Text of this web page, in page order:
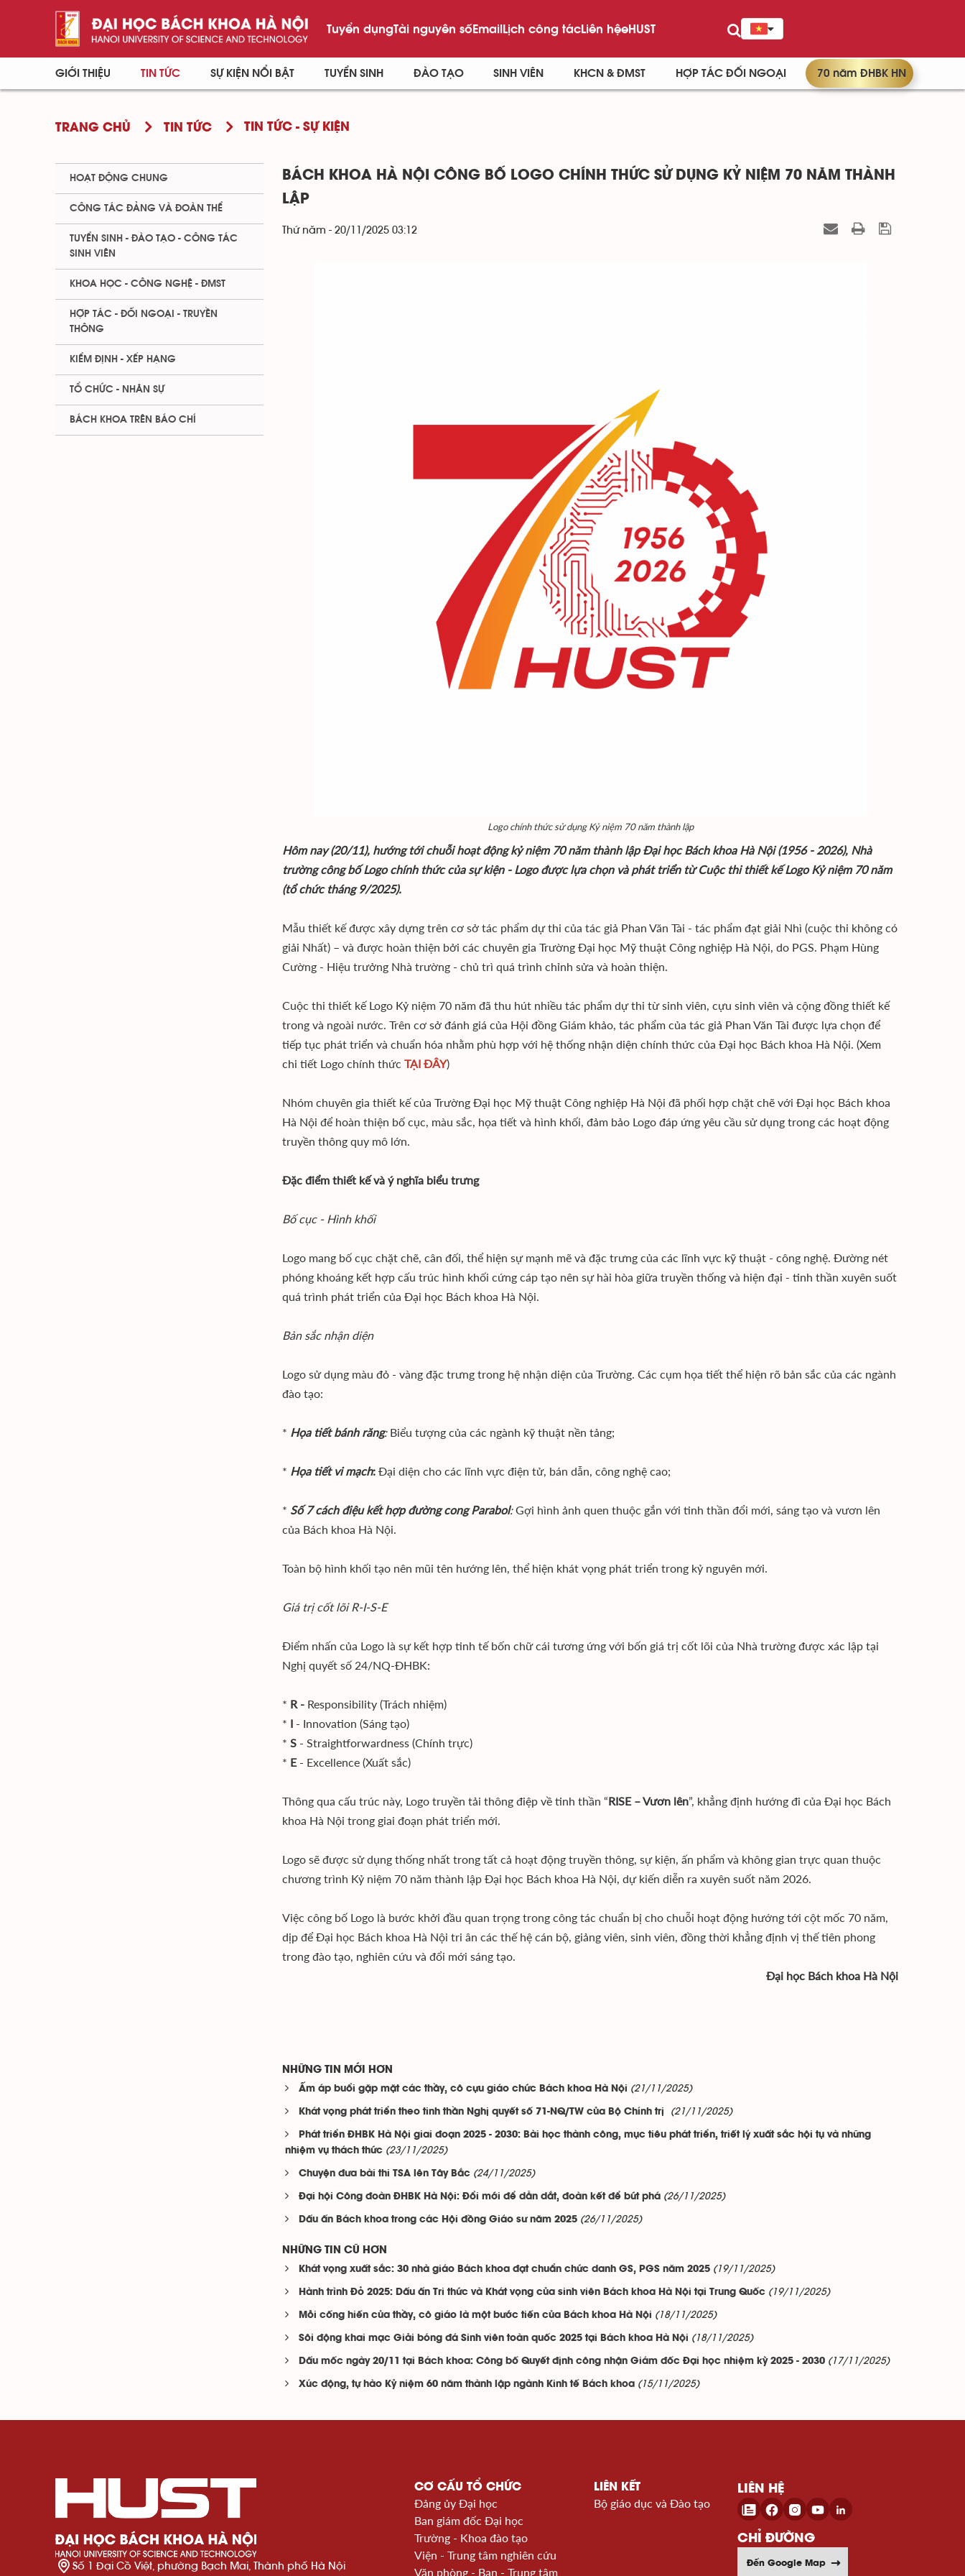
Tuyển dụngTài nguyên sốEmailLịch công tácLiên hệeHUST
GIỚI THIỆU TIN TỨC SỰ KIỆN NỔI BẬT TUYỂN SINH ĐÀO TẠO SINH VIÊN KHCN & ĐMST HỢP TÁC ĐỐI NGOẠI 70 năm ĐHBK HN
TRANG CHỦ TIN TỨC TIN TỨC - SỰ KIỆN
BÁCH KHOA HÀ NỘI CÔNG BỐ LOGO CHÍNH THỨC SỬ DỤNG KỶ NIỆM 70 NĂM THÀNH
LẬP
Thứ năm - 20/11/2025 03:12
Logo chính thức sử dụng Kỷ niệm 70 năm thành lập
Hôm nay (20/11), hướng tới chuỗi hoạt động kỷ niệm 70 năm thành lập Đại học Bách khoa Hà Nội (1956 - 2026), Nhà
trường công bố Logo chính thức của sự kiện - Logo được lựa chọn và phát triển từ Cuộc thi thiết kế Logo Kỷ niệm 70 năm
(tổ chức tháng 9/2025).
Mẫu thiết kế được xây dựng trên cơ sở tác phẩm dự thi của tác giả Phan Văn Tài - tác phẩm đạt giải Nhì (cuộc thi không có
giải Nhất) – và được hoàn thiện bởi các chuyên gia Trường Đại học Mỹ thuật Công nghiệp Hà Nội, do PGS. Phạm Hùng
Cường - Hiệu trưởng Nhà trường - chủ trì quá trình chỉnh sửa và hoàn thiện.
Cuộc thi thiết kế Logo Kỷ niệm 70 năm đã thu hút nhiều tác phẩm dự thi từ sinh viên, cựu sinh viên và cộng đồng thiết kế
trong và ngoài nước. Trên cơ sở đánh giá của Hội đồng Giám khảo, tác phẩm của tác giả Phan Văn Tài được lựa chọn để
tiếp tục phát triển và chuẩn hóa nhằm phù hợp với hệ thống nhận diện chính thức của Đại học Bách khoa Hà Nội. (Xem
chi tiết Logo chính thức TẠI ĐÂY)
Nhóm chuyên gia thiết kế của Trường Đại học Mỹ thuật Công nghiệp Hà Nội đã phối hợp chặt chẽ với Đại học Bách khoa
Hà Nội để hoàn thiện bố cục, màu sắc, họa tiết và hình khối, đảm bảo Logo đáp ứng yêu cầu sử dụng trong các hoạt động
truyền thông quy mô lớn.
Đặc điểm thiết kế và ý nghĩa biểu trưng
Bố cục - Hình khối
Logo mang bố cục chặt chẽ, cân đối, thể hiện sự mạnh mẽ và đặc trưng của các lĩnh vực kỹ thuật - công nghệ. Đường nét
phóng khoáng kết hợp cấu trúc hình khối cứng cáp tạo nên sự hài hòa giữa truyền thống và hiện đại - tinh thần xuyên suốt
quá trình phát triển của Đại học Bách khoa Hà Nội.
Bản sắc nhận diện
Logo sử dụng màu đỏ - vàng đặc trưng trong hệ nhận diện của Trường. Các cụm họa tiết thể hiện rõ bản sắc của các ngành
đào tạo:
* Họa tiết bánh răng:Biểu tượng của các ngành kỹ thuật nền tảng;
* Họa tiết vi mạch: Đại diện cho các lĩnh vực điện tử, bán dẫn, công nghệ cao;
* Số 7 cách điệu kết hợp đường cong Parabol:Gợi hình ảnh quen thuộc gắn với tinh thần đổi mới, sáng tạo và vươn lên
của Bách khoa Hà Nội.
Toàn bộ hình khối tạo nên mũi tên hướng lên, thể hiện khát vọng phát triển trong kỷ nguyên mới.
Giá trị cốt lõi R-I-S-E
Điểm nhấn của Logo là sự kết hợp tinh tế bốn chữ cái tương ứng với bốn giá trị cốt lõi của Nhà trường được xác lập tại
Nghị quyết số 24/NQ-ĐHBK:
* R - Responsibility (Trách nhiệm)
* I - Innovation (Sáng tạo)
* S - Straightforwardness (Chính trực)
* E- Excellence (Xuất sắc)
Thông qua cấu trúc này, Logo truyền tải thông điệp về tinh thần “RISE – Vươn lên”, khẳng định hướng đi của Đại học Bách
khoa Hà Nội trong giai đoạn phát triển mới.
Logo sẽ được sử dụng thống nhất trong tất cả hoạt động truyền thông, sự kiện, ấn phẩm và không gian trực quan thuộc
chương trình Kỷ niệm 70 năm thành lập Đại học Bách khoa Hà Nội, dự kiến diễn ra xuyên suốt năm 2026.
Việc công bố Logo là bước khởi đầu quan trọng trong công tác chuẩn bị cho chuỗi hoạt động hướng tới cột mốc 70 năm,
dịp để Đại học Bách khoa Hà Nội tri ân các thế hệ cán bộ, giảng viên, sinh viên, đồng thời khẳng định vị thế tiên phong
trong đào tạo, nghiên cứu và đổi mới sáng tạo.
Đại học Bách khoa Hà Nội
NHỮNG TIN MỚI HƠN
Ấm áp buổi gặp mặt các thầy, cô cựu giáo chức Bách khoa Hà Nội (21/11/2025)
Khát vọng phát triển theo tinh thần Nghị quyết số 71-NQ/TW của Bộ Chính trị (21/11/2025)
Phát triển ĐHBK Hà Nội giai đoạn 2025 - 2030: Bài học thành công, mục tiêu phát triển, triết lý xuất sắc hội tụ và những
nhiệm vụ thách thức (23/11/2025)
Chuyện đưa bài thi TSA lên Tây Bắc (24/11/2025)
Đại hội Công đoàn ĐHBK Hà Nội: Đổi mới để dẫn dắt, đoàn kết để bứt phá (26/11/2025)
Dấu ấn Bách khoa trong các Hội đồng Giáo sư năm 2025 (26/11/2025)
NHỮNG TIN CŨ HƠN
Khát vọng xuất sắc: 30 nhà giáo Bách khoa đạt chuẩn chức danh GS, PGS năm 2025 (19/11/2025)
Hành trình Đỏ 2025: Dấu ấn Tri thức và Khát vọng của sinh viên Bách khoa Hà Nội tại Trung Quốc (19/11/2025)
Mỗi cống hiến của thầy, cô giáo là một bước tiến của Bách khoa Hà Nội (18/11/2025)
Sôi động khai mạc Giải bóng đá Sinh viên toàn quốc 2025 tại Bách khoa Hà Nội (18/11/2025)
Dấu mốc ngày 20/11 tại Bách khoa: Công bố Quyết định công nhận Giám đốc Đại học nhiệm kỳ 2025 - 2030 (17/11/2025)
Xúc động, tự hào Kỷ niệm 60 năm thành lập ngành Kinh tế Bách khoa (15/11/2025)
HOẠT ĐỘNG CHUNG
CÔNG TÁC ĐẢNG VÀ ĐOÀN THỂ
TUYỂN SINH - ĐÀO TẠO - CÔNG TÁC
SINH VIÊN
KHOA HỌC - CÔNG NGHỆ - ĐMST
HỢP TÁC - ĐỐI NGOẠI - TRUYỀN
THÔNG
KIỂM ĐỊNH - XẾP HẠNG
TỔ CHỨC - NHÂN SỰ
BÁCH KHOA TRÊN BÁO CHÍ
Số 1 Đại Cồ Việt, phường Bạch Mai, Thành phố Hà Nội
CƠ CẤU TỔ CHỨC
Đảng ủy Đại học
Ban giám đốc Đại học
Trường - Khoa đào tạo
Viện - Trung tâm nghiên cứu
Văn phòng - Ban - Trung tâm
LIÊN KẾT
Bộ giáo dục và Đào tạo
LIÊN HỆ
CHỈ ĐƯỜNG
Đến Google Map